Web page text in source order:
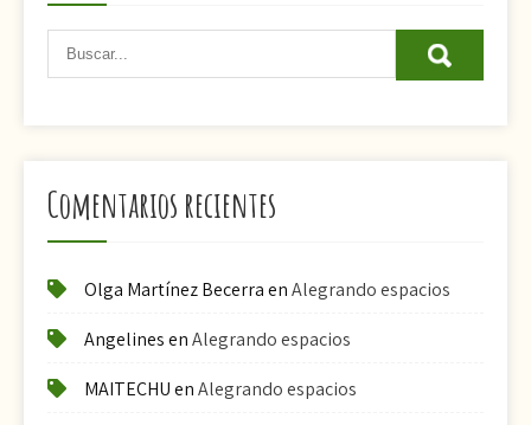
Comentarios recientes
Olga Martínez BecerraenAlegrando espacios
AngelinesenAlegrando espacios
MAITECHUenAlegrando espacios